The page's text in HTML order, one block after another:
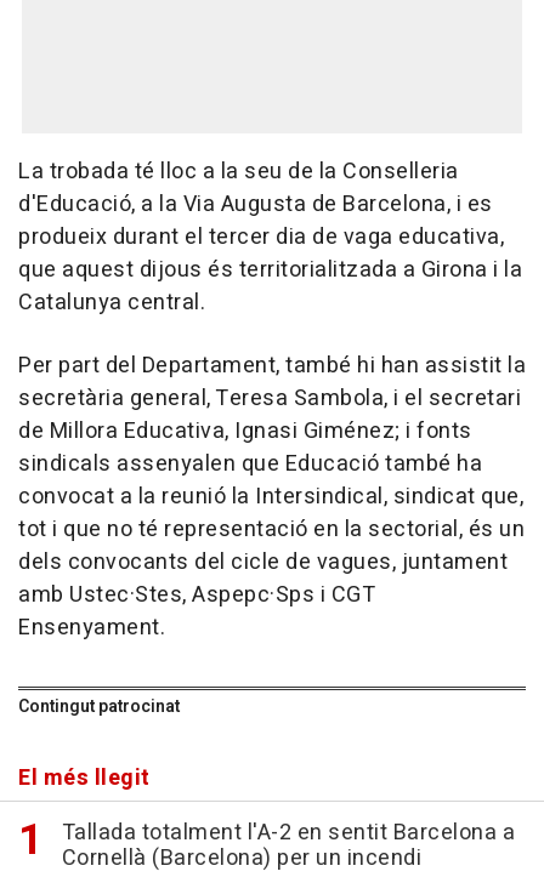
La trobada té lloc a la seu de la Conselleria
d'Educació, a la Via Augusta de Barcelona, i es
produeix durant el tercer dia de vaga educativa,
que aquest dijous és territorialitzada a Girona i la
Catalunya central.
Per part del Departament, també hi han assistit la
secretària general, Teresa Sambola, i el secretari
de Millora Educativa, Ignasi Giménez; i fonts
sindicals assenyalen que Educació també ha
convocat a la reunió la Intersindical, sindicat que,
tot i que no té representació en la sectorial, és un
dels convocants del cicle de vagues, juntament
amb Ustec·Stes, Aspepc·Sps i CGT
Ensenyament.
Contingut patrocinat
El més llegit
Tallada totalment l'A-2 en sentit Barcelona a
Cornellà (Barcelona) per un incendi